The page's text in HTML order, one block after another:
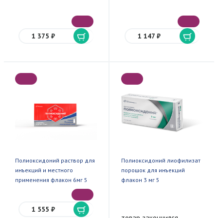
1 375 ₽ 1 147 ₽
Полиоксидоний раствор для
инъекций и местного
применения флакон 6мг 5
1 555 ₽
Полиоксидоний лиофилизат
порошок для инъекций
флакон 3 мг 5